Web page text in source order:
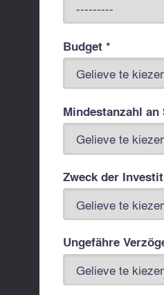
Budget *
Mindestanzahl
Zweck der
Ungefähre